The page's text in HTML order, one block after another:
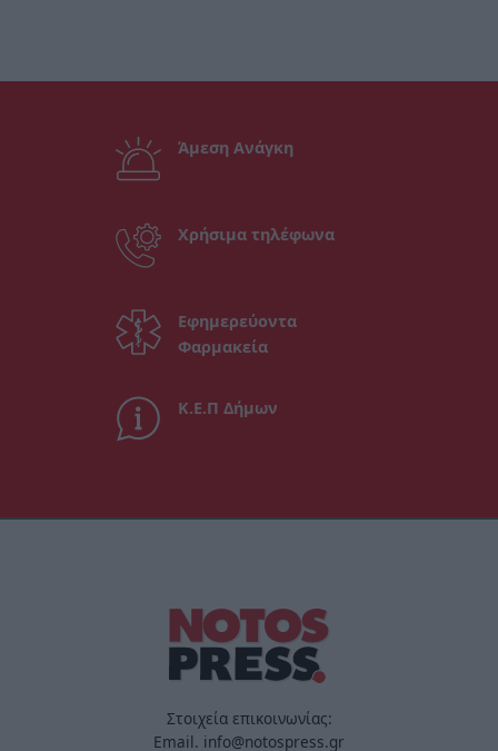
Άμεση Ανάγκη
Χρήσιμα τηλέφωνα
Εφημερεύοντα
Φαρμακεία
Κ.Ε.Π Δήμων
Στοιχεία επικοινωνίας:
Email. info@notospress.gr